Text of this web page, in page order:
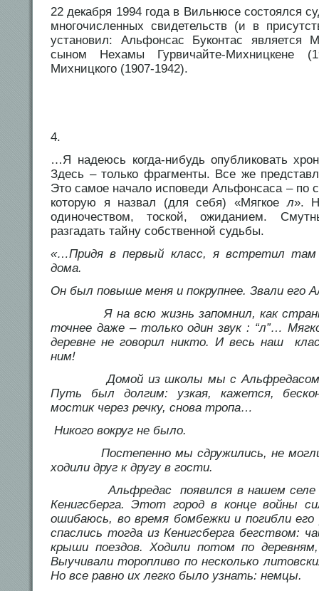
22 декабря 1994 года в Вильнюсе состоялся
многочисленных свидетельств (и в
установил: Альфонсас Буконтас является
сыном Нехамы Гурвичайте-Михницкене
Михницкого (1907-1942).
4.
…Я надеюсь когда-нибудь опубликовать
Здесь – только фрагменты. Все же
Это самое начало исповеди Альфонсаса – по
которую я назвал (для себя) «Мягкоел».
одиночеством, тоской, ожиданием.
разгадать тайну собственной судьбы.
«…Придя в первый класс, я встретил там
дома.
Он был повыше меня и покрупнее. Звали его
Я на всю жизнь запомнил, как странно
точнее даже – только один звук : “л”…
деревне не говорил никто. И весь наш
ним!
Домой из школы мы с Альфредасом
Путь был долгим: узкая, кажется,
мостик через речку, снова тропа…
Никого вокруг не было.
Постепенно мы сдружились, не могли
ходили друг к другу в гости.
Альфредас появился в нашем селе
Кенигсберга. Этот город в конце войны
ошибаюсь, во время бомбежки и погибли
спаслись тогда из Кенигсберга бегством:
крыши поездов. Ходили потом по
Выучивали торопливо по несколько
Но все равно их легко было узнать: немцы.